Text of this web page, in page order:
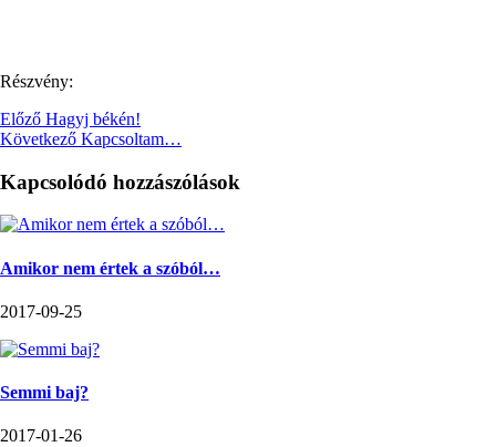
Részvény:
Előző Hagyj békén!
Következő Kapcsoltam…
Kapcsolódó hozzászólások
Amikor nem értek a szóból…
2017-09-25
Semmi baj?
2017-01-26